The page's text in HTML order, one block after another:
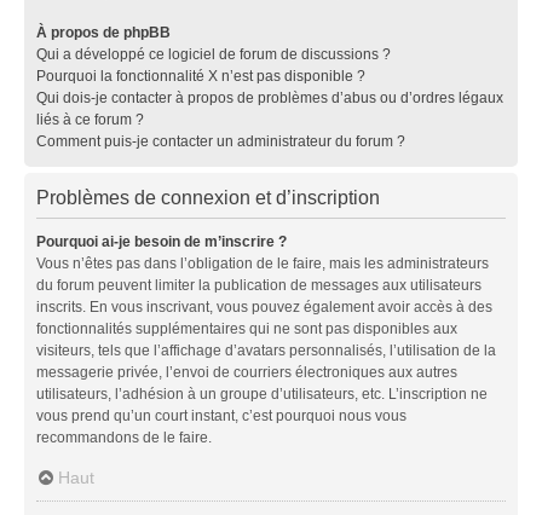
À propos de phpBB
Qui a développé ce logiciel de forum de discussions ?
Pourquoi la fonctionnalité X n’est pas disponible ?
Qui dois-je contacter à propos de problèmes d’abus ou d’ordres légaux
liés à ce forum ?
Comment puis-je contacter un administrateur du forum ?
Problèmes de connexion et d’inscription
Pourquoi ai-je besoin de m’inscrire ?
Vous n’êtes pas dans l’obligation de le faire, mais les administrateurs
du forum peuvent limiter la publication de messages aux utilisateurs
inscrits. En vous inscrivant, vous pouvez également avoir accès à des
fonctionnalités supplémentaires qui ne sont pas disponibles aux
visiteurs, tels que l’affichage d’avatars personnalisés, l’utilisation de la
messagerie privée, l’envoi de courriers électroniques aux autres
utilisateurs, l’adhésion à un groupe d’utilisateurs, etc. L’inscription ne
vous prend qu’un court instant, c’est pourquoi nous vous
recommandons de le faire.
Haut